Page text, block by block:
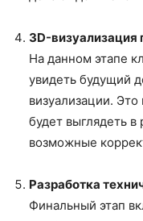
3D-визуализация
На данном этапе
увидеть будущий
визуализации. Это
будет выглядеть
возможные
Разработка
Финальный этап